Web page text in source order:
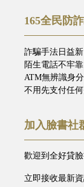
165全民防
詐騙手法日益
陌生電話不牢
ATM無辨識身
不用先支付任
加入臉書社
歡迎到全好貸
立即接收最新